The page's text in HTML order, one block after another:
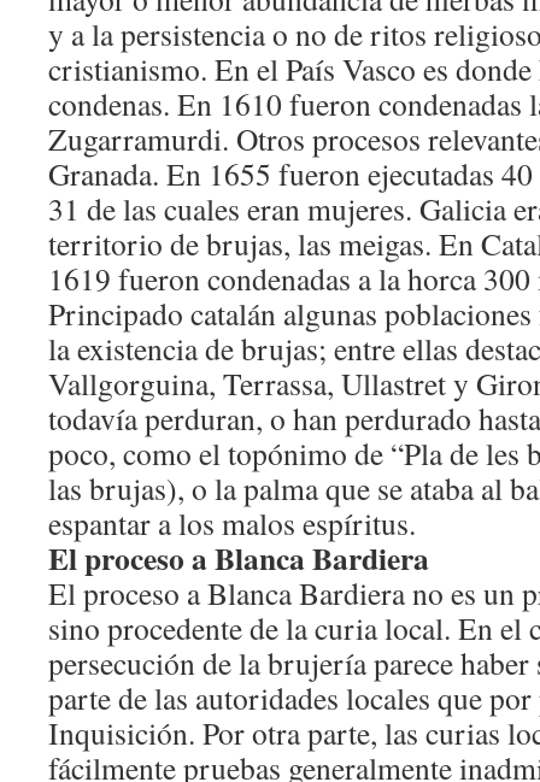
y a la persistencia o no de ritos
cristianismo. En el País Vasco es
condenas. En 1610 fueron condenadas
Zugarramurdi. Otros procesos
Granada. En 1655 fueron ejecutadas
31 de las cuales eran mujeres. Galicia
territorio de brujas, las meigas. En
1619 fueron condenadas a la horca
Principado catalán algunas
la existencia de brujas; entre ellas
Vallgorguina, Terrassa, Ullastret y
todavía perduran, o han perdurado
poco, como el topónimo de “Pla de les
las brujas), o la palma que se ataba al
espantar a los malos espíritus.
El proceso a Blanca Bardiera
El proceso a Blanca Bardiera no es un
sino procedente de la curia local. En el
persecución de la brujería parece
parte de las autoridades locales que
Inquisición. Por otra parte, las curias
fácilmente pruebas generalmente